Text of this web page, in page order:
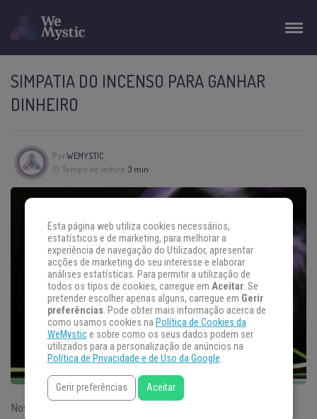
SIMPATIA DO INCENSO PARA GANHAR
DINHEIRO
PorWEMYSTIC
Tempo de leitura: 3 min
Nos dias de hoje sabemos que a vida financeira de todos se
Esta página web utiliza cookies necessários,
estatísticos e de marketing, para melhorar a
experiência de navegação do Utilizador, apresentar
acções de marketing do seu interesse e elaborar
análises estatísticas. Para permitir a utilização de
todos os tipos de cookies, carregue em Aceitar. Se
pretender escolher apenas alguns, carregue em Gerir
preferências. Pode obter mais informação acerca de
como usamos cookies na Política de Cookies da
WeMystice sobre como os seus dados podem ser
utilizados para a personalização de anúncios na
Política de Privacidade e de Uso da Google.
Gerir preferências Aceitar